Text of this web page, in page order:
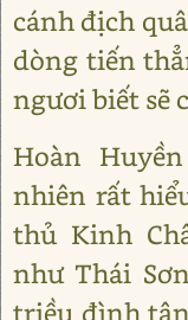
cánh địch
dòng tiến
ngươi biết sẽ
Hoàn
nhiên rất
thủ Kinh
như Thái
triều đình